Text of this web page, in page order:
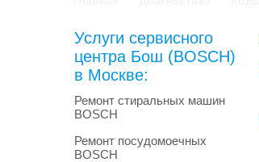
Услуги сервисного
центра Бош (BOSCH)
в Москве:
Ремонт стиральных машин
BOSCH
Ремонт посудомоечных
BOSCH